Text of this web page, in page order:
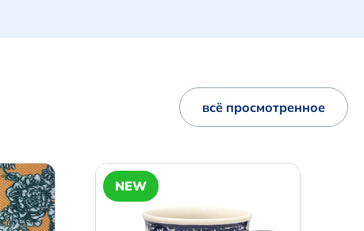
всё просмотренное
NEW